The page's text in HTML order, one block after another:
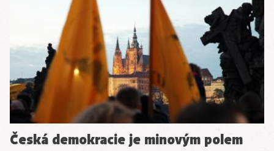
Česká demokracie je minovým polem